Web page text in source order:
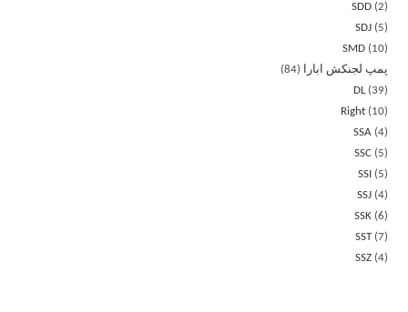
SDD 2
SDJ
5
SMD
10
پمپ لجنکش ابارا
84
DL 39
Right
10
SSA 4
SSC
5
SSI
5
SSJ 4
SSK 6
SST 7
SSZ 4